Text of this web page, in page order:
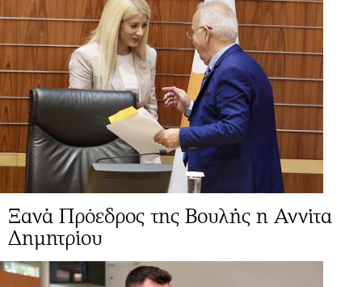
Ξανά Πρόεδρος της Βουλής η Αννίτα
Δημητρίου